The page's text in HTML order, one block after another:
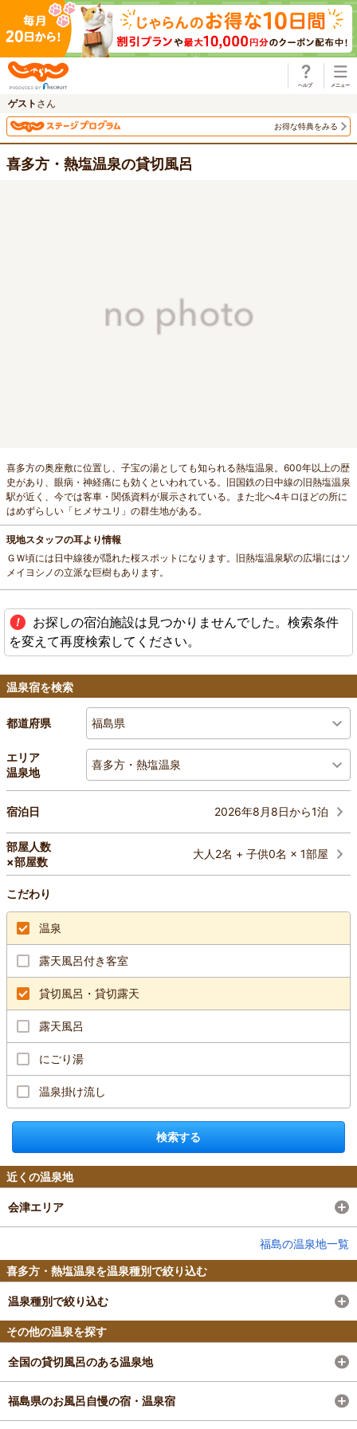
ゲスト さん
お得な特典をみる
喜多方・熱塩温泉の貸切風呂
喜多方の奥座敷に位置し、子宝の湯としても知られる熱塩温泉。600年以上の歴
史があり、眼病・神経痛にも効くといわれている。旧国鉄の日中線の旧熱塩温泉
駅が近く、今では客車・関係資料が展示されている。また北へ4キロほどの所に
はめずらしい「ヒメサユリ」の群生地がある。
現地スタッフの耳より情報
ＧＷ頃には日中線後が隠れた桜スポットになります。旧熱塩温泉駅の広場にはソ
メイヨシノの立派な巨樹もあります。
お探しの宿泊施設は見つかりませんでした。検索条件
を変えて再度検索してください。
温泉宿を検索
都道府県 福島県
エリア
温泉地
喜多方・熱塩温泉
宿泊日 2026年8月8日から1泊
部屋人数
×部屋数
大人2名 + 子供0名 × 1部屋
こだわり
温泉
露天風呂付き客室
貸切風呂・貸切露天
露天風呂
にごり湯
温泉掛け流し
検索する
近くの温泉地
会津エリア
福島の温泉地一覧
喜多方・熱塩温泉を温泉種別で絞り込む
温泉種別で絞り込む
その他の温泉を探す
全国の貸切風呂のある温泉地
福島県のお風呂自慢の宿・温泉宿